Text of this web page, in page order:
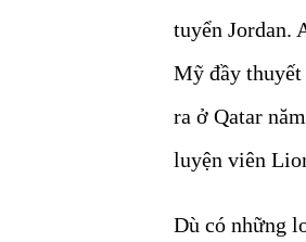
tuyển Jordan.
Mỹ đầy thuyết
ra ở Qatar
luyện viên
Dù có những